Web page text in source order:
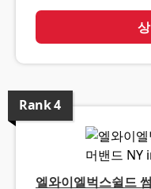
Rank4
엘와이엘벅스쉴드